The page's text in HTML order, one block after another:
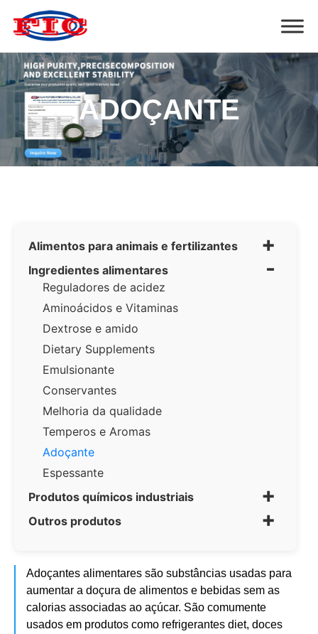
ADOÇANTE
Alimentos para animais e fertilizantes +
Ingredientes alimentares -
Reguladores de acidez
Aminoácidos e Vitaminas
Dextrose e amido
Dietary Supplements
Emulsionante
Conservantes
Melhoria da qualidade
Temperos e Aromas
Adoçante
Espessante
Produtos químicos industriais
+
Outros produtos +
Adoçantes alimentares são substâncias usadas para
aumentar a doçura de alimentos e bebidas sem as
calorias associadas ao açúcar. São comumente
usados ​​em produtos como refrigerantes diet, doces